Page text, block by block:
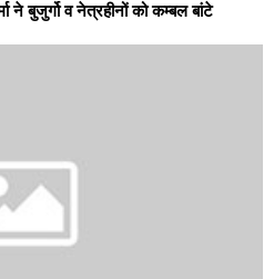
ने बुजुर्गो व नेत्रहीनों को कम्बल बांटे